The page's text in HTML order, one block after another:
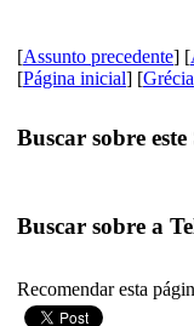
[Assunto precedente] [
[Página inicial] [Grécia
Buscar sobre
Buscar sobre a
Recomendar esta